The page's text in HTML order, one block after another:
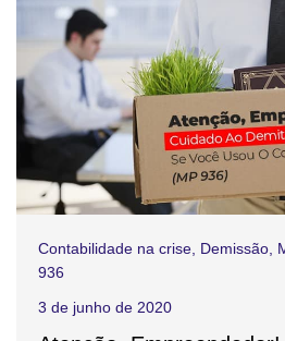
Contabilidade na crise, Demissão,
936
3 de junho de 2020